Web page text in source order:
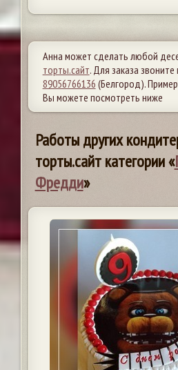
Анна может сделать любой
торты.сайт. Для заказа
89056766136 (Белгород).
Вы можете посмотреть ниже
Работы других
торты.сайт категории «
Фредди»